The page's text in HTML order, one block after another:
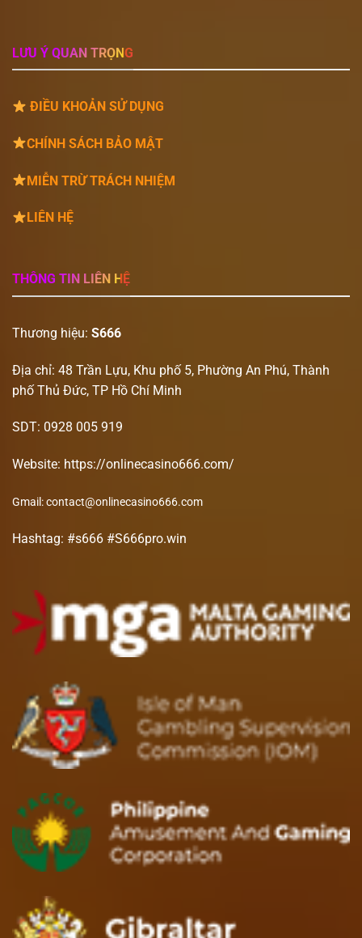
LƯU Ý QUAN TRỌNG
ĐIỀU KHOẢN SỬ DỤNG
CHÍNH SÁCH BẢO MẬT
MIỄN TRỪ TRÁCH NHIỆM
LIÊN HỆ
THÔNG TIN LIÊN HỆ
Thương hiệu: S666
Địa chỉ: 48 Trần Lựu, Khu phố 5, Phường An Phú, Thành
phố Thủ Đức, TP Hồ Chí Minh
SDT: 0928 005 919
Website: https://onlinecasino666.com/
Gmail:contact@onlinecasino666.com
Hashtag: #s666 #S666pro.win